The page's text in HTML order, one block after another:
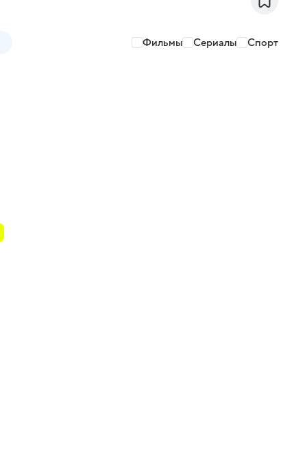
Фильмы Сериалы Спорт